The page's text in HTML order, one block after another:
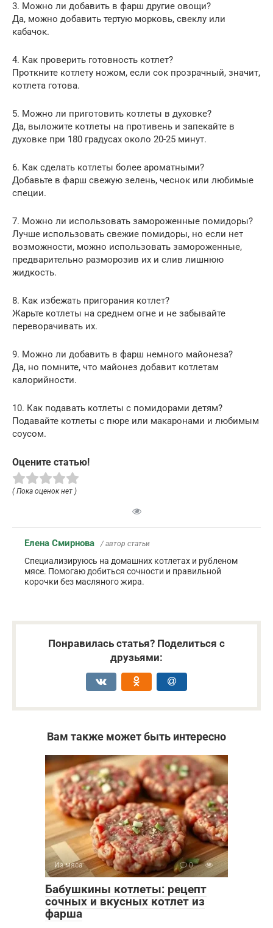
3. Можно ли добавить в фарш другие овощи?
Да, можно добавить тертую морковь, свеклу или
кабачок.
4. Как проверить готовность котлет?
Проткните котлету ножом, если сок прозрачный, значит,
котлета готова.
5. Можно ли приготовить котлеты в духовке?
Да, выложите котлеты на противень и запекайте в
духовке при 180 градусах около 20-25 минут.
6. Как сделать котлеты более ароматными?
Добавьте в фарш свежую зелень, чеснок или любимые
специи.
7. Можно ли использовать замороженные помидоры?
Лучше использовать свежие помидоры, но если нет
возможности, можно использовать замороженные,
предварительно разморозив их и слив лишнюю
жидкость.
8. Как избежать пригорания котлет?
Жарьте котлеты на среднем огне и не забывайте
переворачивать их.
9. Можно ли добавить в фарш немного майонеза?
Да, но помните, что майонез добавит котлетам
калорийности.
10. Как подавать котлеты с помидорами детям?
Подавайте котлеты с пюре или макаронами и любимым
соусом.
Оцените статью!
( Пока оценок нет )
Елена Смирнова / автор статьи
Специализируюсь на домашних котлетах и рубленом
мясе. Помогаю добиться сочности и правильной
корочки без масляного жира.
Понравилась статья? Поделиться с
друзьями:
Вам также может быть интересно
Из мяса 0
Бабушкины котлеты: рецепт
сочных и вкусных котлет из
фарша